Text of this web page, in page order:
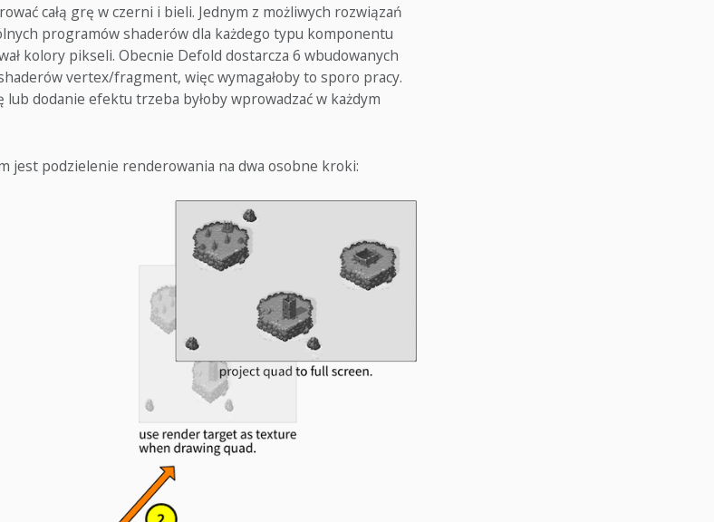
całą grę w czerni i bieli. Jednym z możliwych rozwiązań
programów shaderów dla każdego typu komponentu
kolory pikseli. Obecnie Defold dostarcza 6 wbudowanych
vertex/fragment, więc wymagałoby to sporo pracy.
lub dodanie efektu trzeba byłoby wprowadzać w każdym
jest podzielenie renderowania na dwa osobne kroki: